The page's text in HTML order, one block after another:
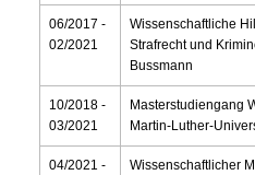
06/2017 -
02/2021
Wissenschaftliche
Strafrecht und
Bussmann
10/2018 -
03/2021
Masterstudiengang
Martin-Luther-
04/2021 -
Wissenschaftlicher